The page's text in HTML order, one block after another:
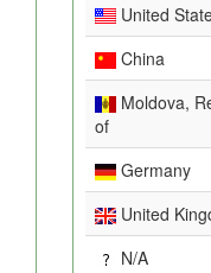
United
China
Moldova,
of
Germany
United
N/A